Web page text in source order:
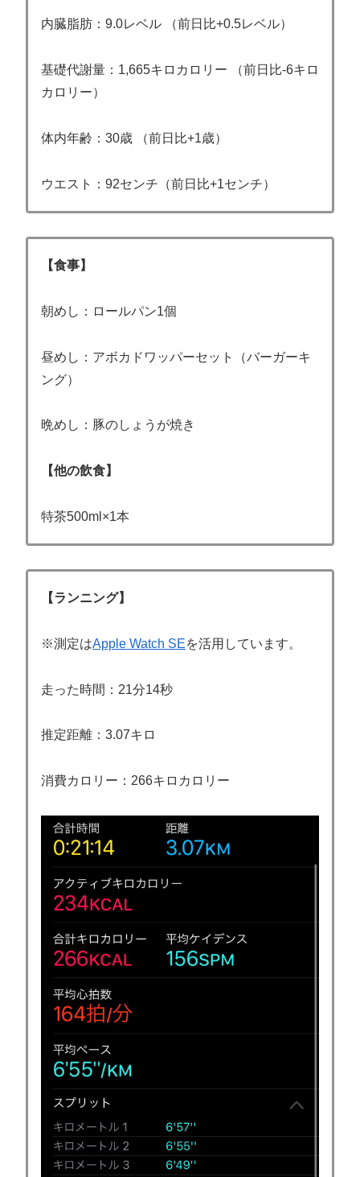
内臓脂肪：9.0レベル （前日比+0.5レベル）
基礎代謝量：1,665キロカロリー （前日比-6キロ
カロリー）
体内年齢：30歳 （前日比+1歳）
ウエスト：92センチ（前日比+1センチ）
【食事】
朝めし：ロールパン1個
昼めし：アボカドワッパーセット（バーガーキ
ング）
晩めし：豚のしょうが焼き
【他の飲食】
特茶500ml×1本
【ランニング】
※測定はApple Watch SEを活用しています。
走った時間：21分14秒
推定距離：3.07キロ
消費カロリー：266キロカロリー